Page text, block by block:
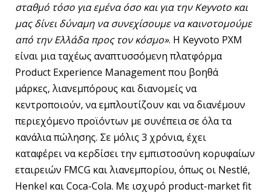
σταθμό τόσο για εμένα όσο και για την Keyvoto και
μας δίνει δύναμη να συνεχίσουμε να καινοτομούμε
από την Ελλάδα προς τον κόσμο». Η Keyvoto PXM
είναι μια ταχέως αναπτυσσόμενη πλατφόρμα
Product Experience Management που βοηθά
μάρκες, λιανεμπόρους και διανομείς να
κεντροποιούν, να εμπλουτίζουν και να διανέμουν
περιεχόμενο προϊόντων με συνέπεια σε όλα τα
κανάλια πώλησης. Σε μόλις 3 χρόνια, έχει
καταφέρει να κερδίσει την εμπιστοσύνη κορυφαίων
εταιρειών FMCG και λιανεμπορίου, όπως οι Nestlé,
Henkel και Coca-Cola. Με ισχυρό product-market fit